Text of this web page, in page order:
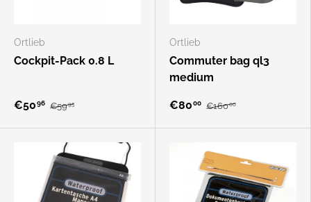
Ortlieb
Cockpit-Pack 0.8 L
€5096 €5995
Ortlieb
Commuter bag ql3
medium
€8000 €16000